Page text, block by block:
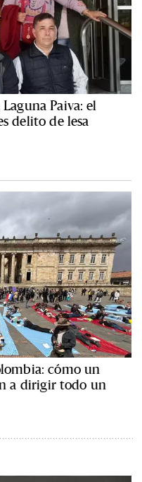
Paiva: el
delito de lesa
cómo un
a dirigir todo un